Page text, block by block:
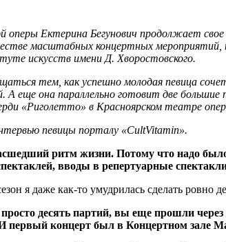
оперы Ектерина Бегунович продолжает
масштабных концертных мероприятий,
искусств имени Д. Хворостовского.
тем, как успешно молодая певица
А еще она параллельно готовит две
«Риголетто» в Красноярском театре
певицы порталу «CultVitamin».
ритм жизни. Потому что надо
вводы в репертуарные
я даже как-то умудрилась сделать ровно
десять партий, вы еще прошли
первый концерт был в Концертном зале